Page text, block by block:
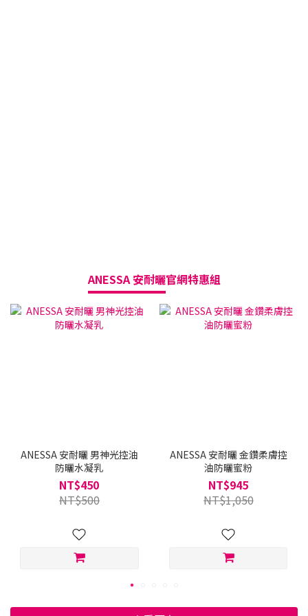
ANESSA 安耐曬官網特惠組
ANESSA 安耐曬 男神光控油
防曬水凝乳
NT$450
NT$500
ANESSA 安耐曬 金鑽柔膚控
油防曬蜜粉
NT$945
NT$1,050